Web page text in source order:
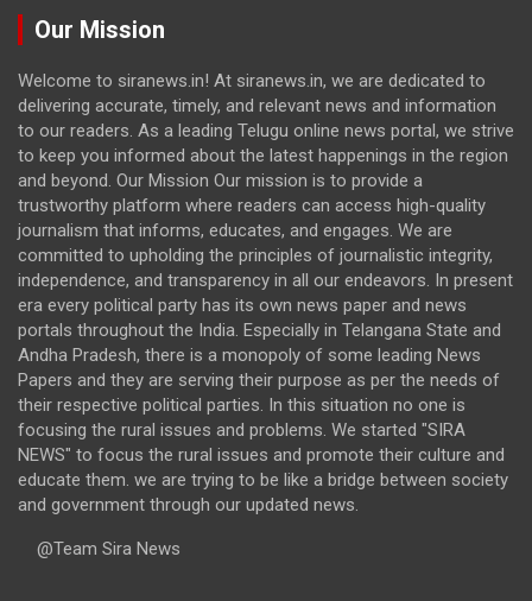
Our Mission
Welcome to siranews.in! At siranews.in, we are dedicated to
delivering accurate, timely, and relevant news and information
to our readers. As a leading Telugu online news portal, we strive
to keep you informed about the latest happenings in the region
and beyond. Our Mission Our mission is to provide a
trustworthy platform where readers can access high-quality
journalism that informs, educates, and engages. We are
committed to upholding the principles of journalistic integrity,
independence, and transparency in all our endeavors. In present
era every political party has its own news paper and news
portals throughout the India. Especially in Telangana State and
Andha Pradesh, there is a monopoly of some leading News
Papers and they are serving their purpose as per the needs of
their respective political parties. In this situation no one is
focusing the rural issues and problems. We started "SIRA
NEWS" to focus the rural issues and promote their culture and
educate them. we are trying to be like a bridge between society
and government through our updated news.
@Team Sira News